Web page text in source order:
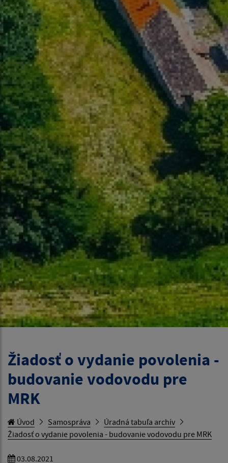
Žiadosť o vydanie povolenia -
budovanie vodovodu pre
MRK
Úvod Samospráva
Úradná tabuľa archív
Žiadosť o vydanie povolenia - budovanie vodovodu pre MRK
03.08.2021